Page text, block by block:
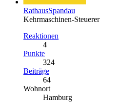
RathausSpandau
Kehrmaschinen-Steuerer
Reaktionen
4
Punkte
324
Beiträge
64
Wohnort
Hamburg